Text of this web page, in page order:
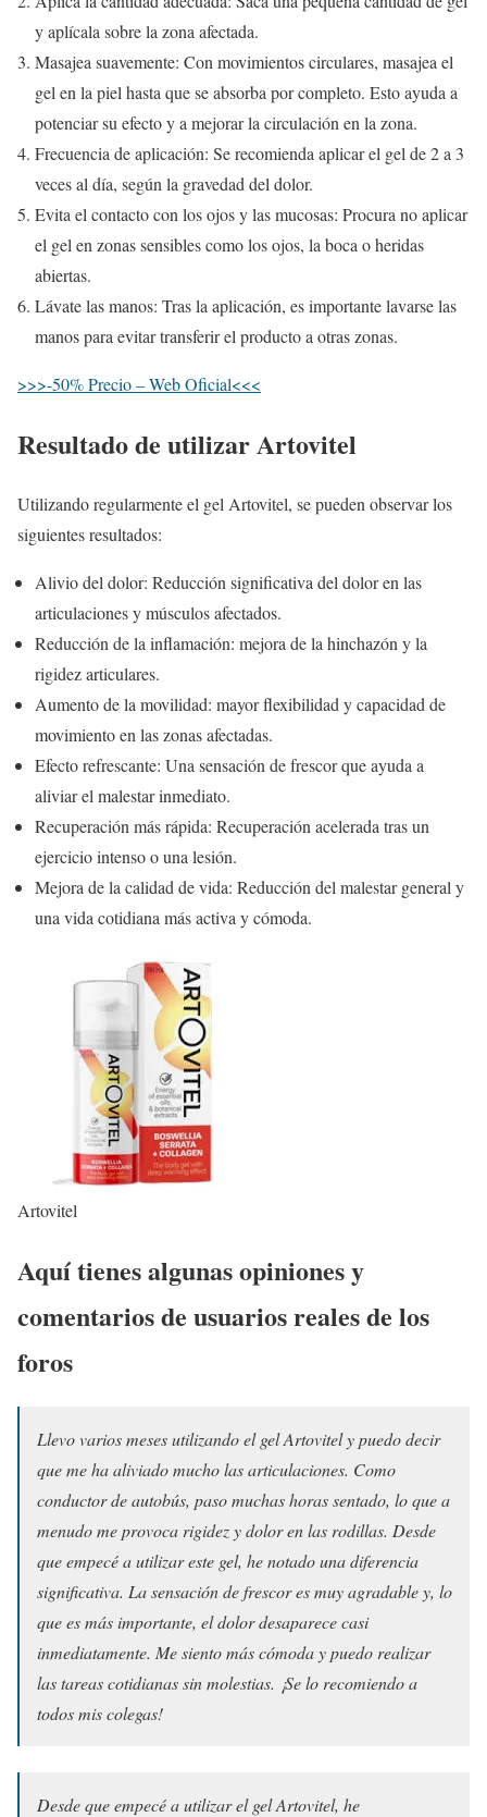
y aplícala sobre la zona afectada.
Masajea suavemente: Con movimientos circulares, masajea el
gel en la piel hasta que se absorba por completo. Esto ayuda a
potenciar su efecto y a mejorar la circulación en la zona.
Frecuencia de aplicación: Se recomienda aplicar el gel de 2 a 3
veces al día, según la gravedad del dolor.
Evita el contacto con los ojos y las mucosas: Procura no aplicar
el gel en zonas sensibles como los ojos, la boca o heridas
abiertas.
Lávate las manos: Tras la aplicación, es importante lavarse las
manos para evitar transferir el producto a otras zonas.
>>>-50% Precio – Web Oficial<<<
Resultado de utilizar Artovitel
Utilizando regularmente el gel Artovitel, se pueden observar los
siguientes resultados:
Alivio del dolor: Reducción significativa del dolor en las
articulaciones y músculos afectados.
Reducción de la inflamación: mejora de la hinchazón y la
rigidez articulares.
Aumento de la movilidad: mayor flexibilidad y capacidad de
movimiento en las zonas afectadas.
Efecto refrescante: Una sensación de frescor que ayuda a
aliviar el malestar inmediato.
Recuperación más rápida: Recuperación acelerada tras un
ejercicio intenso o una lesión.
Mejora de la calidad de vida: Reducción del malestar general y
una vida cotidiana más activa y cómoda.
Artovitel
Aquí tienes algunas opiniones y
comentarios de usuarios reales de los
foros
Llevo varios meses utilizando el gel Artovitel y puedo decir
que me ha aliviado mucho las articulaciones. Como
conductor de autobús, paso muchas horas sentado, lo que a
menudo me provoca rigidez y dolor en las rodillas. Desde
que empecé a utilizar este gel, he notado una diferencia
significativa. La sensación de frescor es muy agradable y, lo
que es más importante, el dolor desaparece casi
inmediatamente. Me siento más cómoda y puedo realizar
las tareas cotidianas sin molestias. ¡Se lo recomiendo a
todos mis colegas!
Desde que empecé a utilizar el gel Artovitel, he